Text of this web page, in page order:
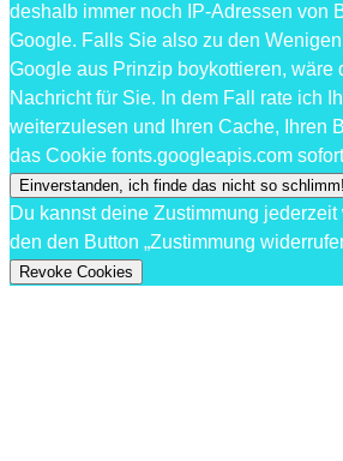
deshalb immer noch IP-Adressen von
Google. Falls Sie also zu den
Google aus Prinzip boykottieren, wäre
Nachricht für Sie. In dem Fall rate ich
weiterzulesen und Ihren Cache, Ihren
das Cookie fonts.googleapis.com
Einverstanden, ich finde das nicht so schlimm!
Du kannst deine Zustimmung
den den Button „Zustimmung
Revoke Cookies